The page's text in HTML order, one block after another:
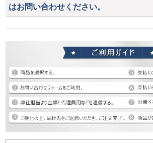
はお問い合わせください。